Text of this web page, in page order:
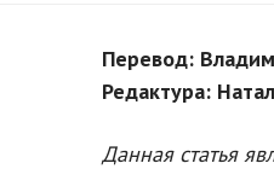
Перевод:
Редактура:
Данная статья